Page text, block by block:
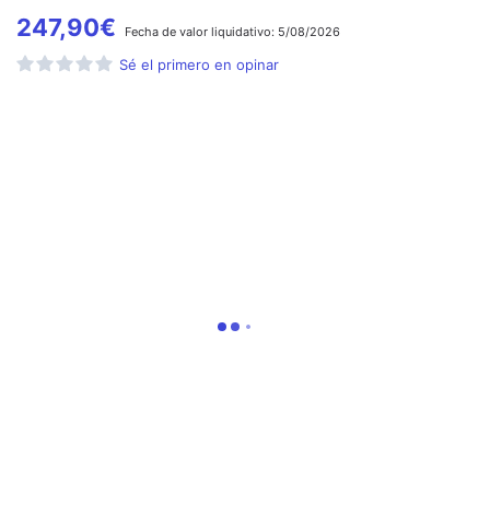
247,90€ Fecha de valor liquidativo: 5/08/2026
Sé el primero en opinar